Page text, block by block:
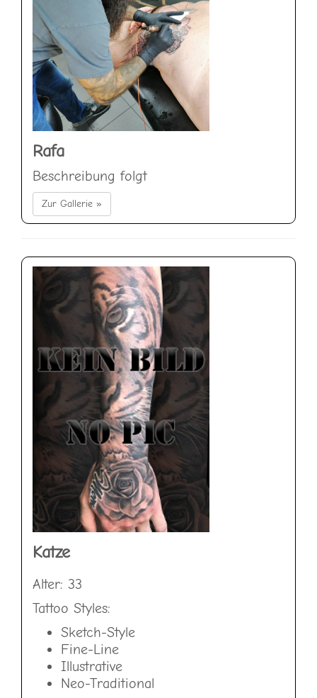
Rafa
Beschreibung folgt
Zur Gallerie »
Katze
Alter: 33
Tattoo Styles:
Sketch-Style
Fine-Line
Illustrative
Neo-Traditional